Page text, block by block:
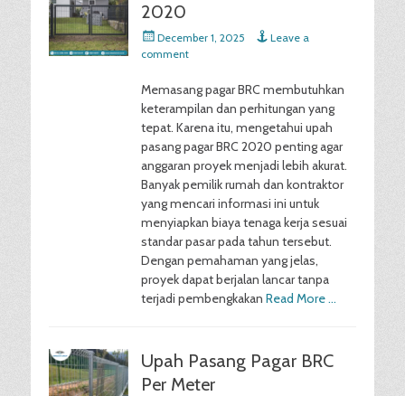
2020
Posted
on
December 1, 2025
Leave a
comment
Memasang pagar BRC membutuhkan
keterampilan dan perhitungan yang
tepat. Karena itu, mengetahui upah
pasang pagar BRC 2020 penting agar
anggaran proyek menjadi lebih akurat.
Banyak pemilik rumah dan kontraktor
yang mencari informasi ini untuk
menyiapkan biaya tenaga kerja sesuai
standar pasar pada tahun tersebut.
Dengan pemahaman yang jelas,
proyek dapat berjalan lancar tanpa
terjadi pembengkakan Read More …
Upah Pasang Pagar BRC
Per Meter